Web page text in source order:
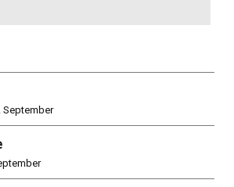
September